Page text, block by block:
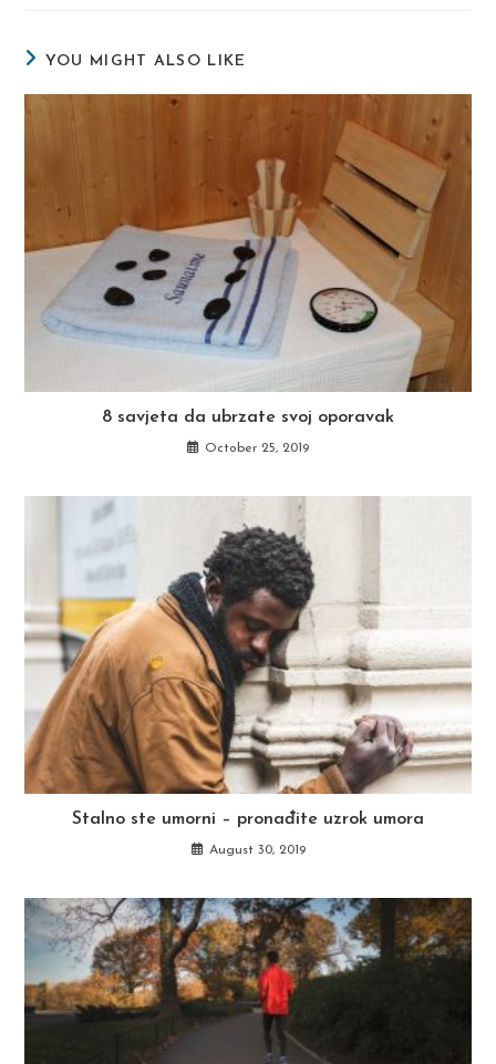
YOU MIGHT ALSO LIKE
8 savjeta da ubrzate svoj oporavak
October 25, 2019
Stalno ste umorni – pronađite uzrok umora
August 30, 2019